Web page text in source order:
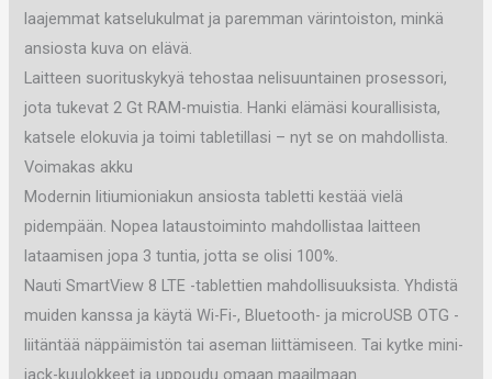
laajemmat katselukulmat ja paremman värintoiston, minkä
ansiosta kuva on elävä.
Laitteen suorituskykyä tehostaa nelisuuntainen prosessori,
jota tukevat 2 Gt RAM-muistia. Hanki elämäsi kourallisista,
katsele elokuvia ja toimi tabletillasi – nyt se on mahdollista.
Voimakas akku
Modernin litiumioniakun ansiosta tabletti kestää vielä
pidempään. Nopea lataustoiminto mahdollistaa laitteen
lataamisen jopa 3 tuntia, jotta se olisi 100%.
Nauti SmartView 8 LTE -tablettien mahdollisuuksista. Yhdistä
muiden kanssa ja käytä Wi-Fi-, Bluetooth- ja microUSB OTG -
liitäntää näppäimistön tai aseman liittämiseen. Tai kytke mini-
jack-kuulokkeet ja uppoudu omaan maailmaan.